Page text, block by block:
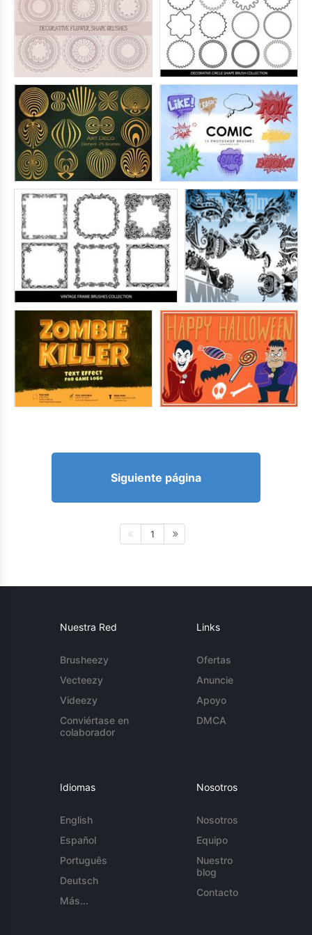
Siguiente página
1
Nuestra Red
Brusheezy
Vecteezy
Videezy
Conviértase en
colaborador
Links
Ofertas
Anuncie
Apoyo
DMCA
Idiomas
English
Español
Português
Deutsch
Más...
Nosotros
Nosotros
Equipo
Nuestro
blog
Contacto